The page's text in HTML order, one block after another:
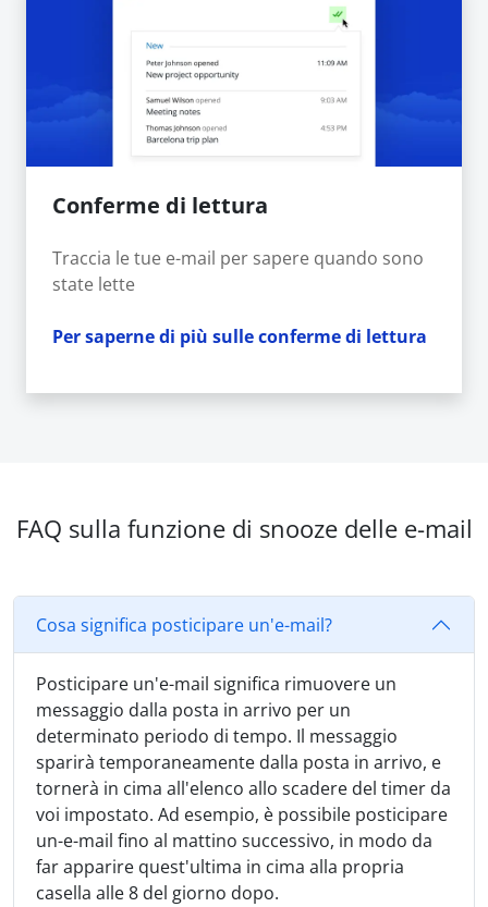
Conferme di lettura
Traccia le tue e-mail per sapere quando sono
state lette
Per saperne di più sulle conferme di lettura
FAQ sulla funzione di snooze delle e-mail
Cosa significa posticipare un'e-mail?
Posticipare un'e-mail significa rimuovere un
messaggio dalla posta in arrivo per un
determinato periodo di tempo. Il messaggio
sparirà temporaneamente dalla posta in arrivo, e
tornerà in cima all'elenco allo scadere del timer da
voi impostato. Ad esempio, è possibile posticipare
un-e-mail fino al mattino successivo, in modo da
far apparire quest'ultima in cima alla propria
casella alle 8 del giorno dopo.